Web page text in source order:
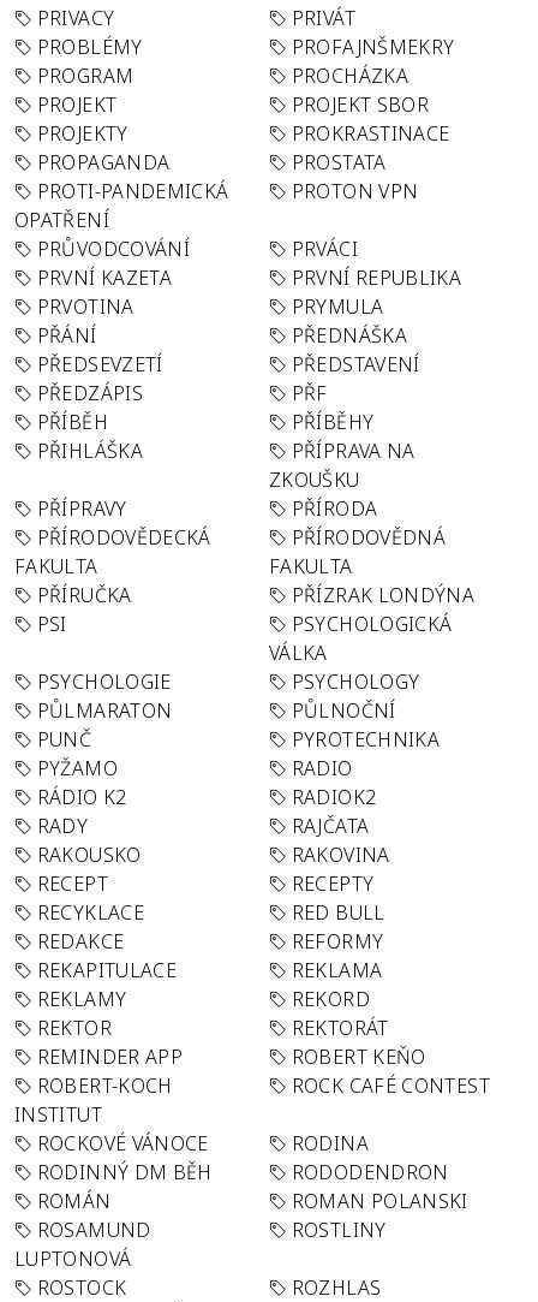
PRIVACY
PRIVÁT
PROBLÉMY
PROFAJNŠMEKRY
PROGRAM
PROCHÁZKA
PROJEKT
PROJEKT SBOR
PROJEKTY
PROKRASTINACE
PROPAGANDA
PROSTATA
PROTI-PANDEMICKÁ
OPATŘENÍ
PROTON VPN
PRŮVODCOVÁNÍ
PRVÁCI
PRVNÍ KAZETA
PRVNÍ REPUBLIKA
PRVOTINA
PRYMULA
PŘÁNÍ
PŘEDNÁŠKA
PŘEDSEVZETÍ
PŘEDSTAVENÍ
PŘEDZÁPIS
PŘF
PŘÍBĚH
PŘÍBĚHY
PŘIHLÁŠKA
PŘÍPRAVA NA
ZKOUŠKU
PŘÍPRAVY
PŘÍRODA
PŘÍRODOVĚDECKÁ
FAKULTA
PŘÍRODOVĚDNÁ
FAKULTA
PŘÍRUČKA
PŘÍZRAK LONDÝNA
PSI
PSYCHOLOGICKÁ
VÁLKA
PSYCHOLOGIE
PSYCHOLOGY
PŮLMARATON
PŮLNOČNÍ
PUNČ
PYROTECHNIKA
PYŽAMO
RADIO
RÁDIO K2
RADIOK2
RADY
RAJČATA
RAKOUSKO
RAKOVINA
RECEPT
RECEPTY
RECYKLACE
RED BULL
REDAKCE
REFORMY
REKAPITULACE
REKLAMA
REKLAMY
REKORD
REKTOR
REKTORÁT
REMINDER APP
ROBERT KEŇO
ROBERT-KOCH
INSTITUT
ROCK CAFÉ CONTEST
ROCKOVÉ VÁNOCE
RODINA
RODINNÝ DM BĚH
RODODENDRON
ROMÁN
ROMAN POLANSKI
ROSAMUND
LUPTONOVÁ
ROSTLINY
ROSTOCK
ROZHLAS